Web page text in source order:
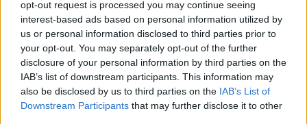
opt-out request is processed you may continue seeing
interest-based ads based on personal information utilized by
us or personal information disclosed to third parties prior to
your opt-out. You may separately opt-out of the further
disclosure of your personal information by third parties on the
IAB’s list of downstream participants. This information may
also be disclosed by us to third parties on the IAB’s List of
Downstream Participants that may further disclose it to other
o καιρός τώρα:
αίθριος καιρός
76%
3km/h
Β